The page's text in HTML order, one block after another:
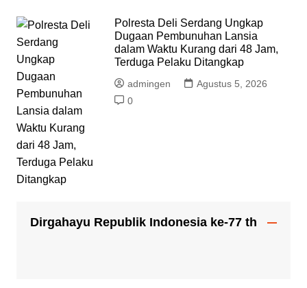
Polresta Deli Serdang Ungkap
Dugaan Pembunuhan Lansia
dalam Waktu Kurang dari 48 Jam,
Terduga Pelaku Ditangkap
admingen
Agustus 5, 2026
0
Dirgahayu Republik Indonesia ke-77 th